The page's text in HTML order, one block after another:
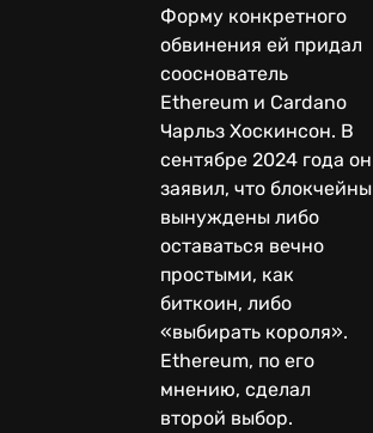
Форму конкретного
обвинения ей придал
сооснователь
Ethereum и Cardano
Чарльз Хоскинсон. В
сентябре 2024 года он
заявил, что блокчейны
вынуждены либо
оставаться вечно
простыми, как
биткоин, либо
«выбирать короля».
Ethereum, по его
мнению, сделал
второй выбор.